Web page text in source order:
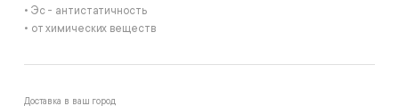
• Эс - антистатичность
• от химических веществ
Доставка в ваш город